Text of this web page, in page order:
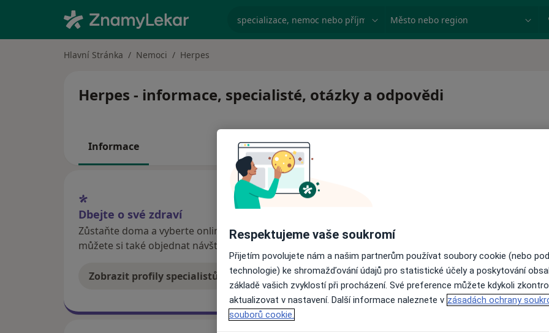
specializace, nemoc nebo příjmení Město nebo region
Hlavní Stránka Nemoci Herpes
Herpes - informace, specialisté, otázky a odpovědi
Informace
Dbejte o své zdraví
Zůstaňte doma a vyberte online konzultaci pro zahájení nebo pokračování léčby. Pokud to
můžete si také objednat návštěvu v ordinaci.
Zobrazit profily specialistů Jak to funguje?
Respektujeme vaše soukromí
Přijetím povolujete nám a našim partnerům používat soubory cookie (nebo
technologie) ke shromažďování údajů pro statistické účely a poskytování
základě vašich zvyklostí při procházení. Své preference můžete kdykoli
aktualizovat v nastavení. Další informace naleznete v zásadách ochrany
souborů cookie.